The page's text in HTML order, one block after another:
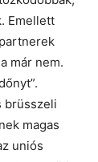
Emellett
már nem.
brüsszeli
magas
uniós